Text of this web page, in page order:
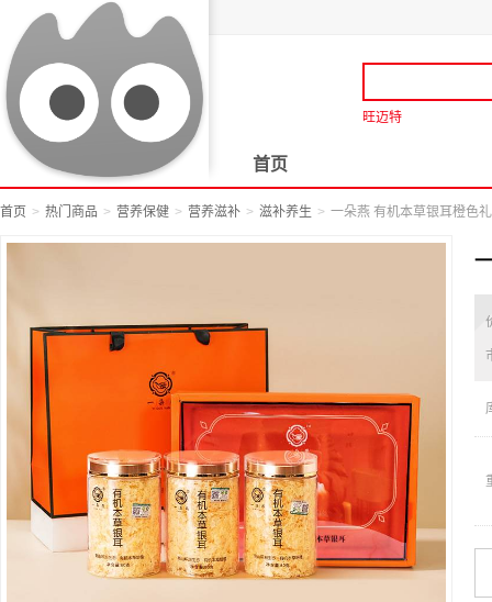
旺迈特
首页
首页 热门商品 营养保健 营养滋补 滋补养生 一朵燕 有机本草银耳橙色